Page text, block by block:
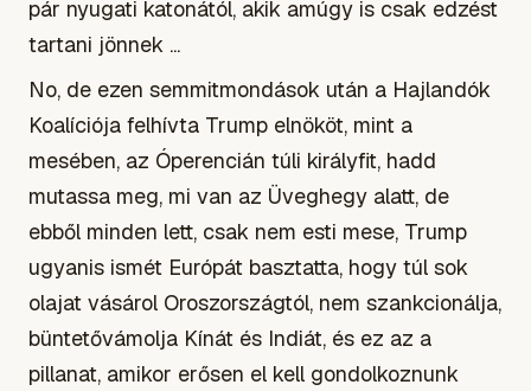
pár nyugati katonától, akik amúgy is csak edzést
tartani jönnek ...
No, de ezen semmitmondások után a Hajlandók
Koalíciója felhívta Trump elnököt, mint a
mesében, az Óperencián túli királyfit, hadd
mutassa meg, mi van az Üveghegy alatt, de
ebből minden lett, csak nem esti mese, Trump
ugyanis ismét Európát basztatta, hogy túl sok
olajat vásárol Oroszországtól, nem szankcionálja,
büntetővámolja Kínát és Indiát, és ez az a
pillanat, amikor erősen el kell gondolkoznunk